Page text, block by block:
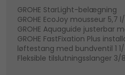
GROHE StarLight-belægning
GROHE EcoJoy mousseur 5,7
GROHE Aquaguide justerbar
GROHE FastFixation Plus
løftestang med bundventil 1
Fleksible tilslutningsslanger 3/